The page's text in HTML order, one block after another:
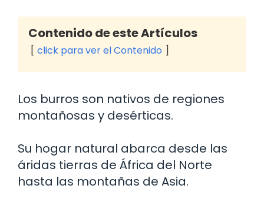
Contenido de este Artículos
click para ver el Contenido
Los burros son nativos de regiones
montañosas y desérticas.
Su hogar natural abarca desde las
áridas tierras de África del Norte
hasta las montañas de Asia.